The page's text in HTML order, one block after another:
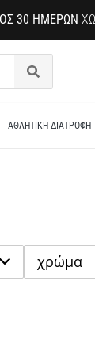
30 ΗΜΕΡΏΝ
Αναζήτηση
ΑΘΛΗΤΙΚΗ ΔΙΑΤΡΟΦΗ
χρώμα